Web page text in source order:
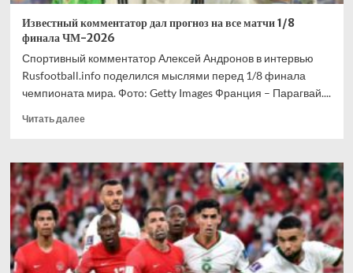
Известный комментатор дал прогноз на все матчи 1/8
финала ЧМ-2026
Спортивный комментатор Алексей Андронов в интервью
Rusfootball.info поделился мыслями перед 1/8 финала
чемпионата мира. Фото: Getty Images Франция – Парагвай....
Читать далееПрочитать
Известный
комментатор
дал
прогноз
на
все
матчи
1/8